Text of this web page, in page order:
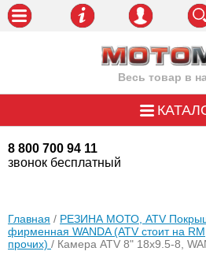
Весь товар в
8 800 700 94 11
звонок бесплатный
Главная / РЕЗИНА МОТО, ATV
фирменная WANDA (АТV стоит на
прочих) / Камера ATV 8" 18х9.5-8,